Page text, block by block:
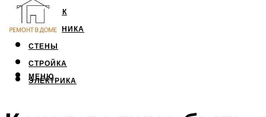
ПОТОЛОК
САНТЕХНИКА
СТЕНЫ
СТРОЙКА
ЭЛЕКТРИКА
МЕНЮ